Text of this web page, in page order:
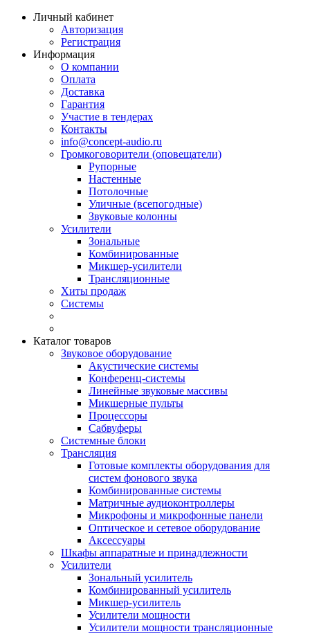
Личный кабинет
Авторизация
Регистрация
Информация
О компании
Оплата
Доставка
Гарантия
Участие в тендерах
Контакты
info@concept-audio.ru
Громкоговорители (оповещатели)
Рупорные
Настенные
Потолочные
Уличные (всепогодные)
Звуковые колонны
Усилители
Зональные
Комбинированные
Микшер-усилители
Трансляционные
Хиты продаж
Системы
Каталог товаров
Звуковое оборудование
Акустические системы
Конференц-системы
Линейные звуковые массивы
Микшерные пульты
Процессоры
Сабвуферы
Системные блоки
Трансляция
Готовые комплекты оборудования для
систем фонового звука
Комбинированные системы
Матричные аудиоконтроллеры
Микрофоны и микрофонные панели
Оптическое и сетевое оборудование
Аксессуары
Шкафы аппаратные и принадлежности
Усилители
Зональный усилитель
Комбинированный усилитель
Микшер-усилитель
Усилители мощности
Усилители мощности трансляционные